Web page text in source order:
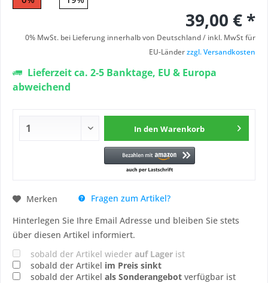
39,00 € *
0% MwSt. bei Lieferung innerhalb von Deutschland / inkl. MwSt für
EU-Länderzzgl. Versandkosten
Lieferzeit ca. 2-5 Banktage, EU & Europa
abweichend
In den Warenkorb
Merken
Fragen zum Artikel?
Hinterlegen Sie Ihre Email Adresse und bleiben Sie stets
über diesen Artikel informiert.
sobald der Artikel wieder auf Lager ist
sobald der Artikel im Preis sinkt
sobald der Artikel als Sonderangebot verfügbar ist